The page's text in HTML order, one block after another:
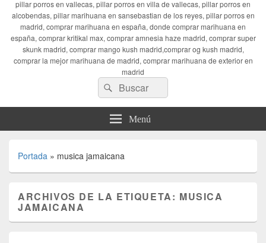
pillar porros en vallecas, pillar porros en villa de vallecas, pillar porros en
alcobendas, pillar marihuana en sansebastian de los reyes, pillar porros en
madrid, comprar marihuana en españa, donde comprar marihuana en
españa, comprar kritikal max, comprar amnesia haze madrid, comprar super
skunk madrid, comprar mango kush madrid,comprar og kush madrid,
comprar la mejor marihuana de madrid, comprar marihuana de exterior en
madrid
Buscar
por:
Buscar
Menú
Portada » musica jamaicana
ARCHIVOS DE LA ETIQUETA: MUSICA
JAMAICANA